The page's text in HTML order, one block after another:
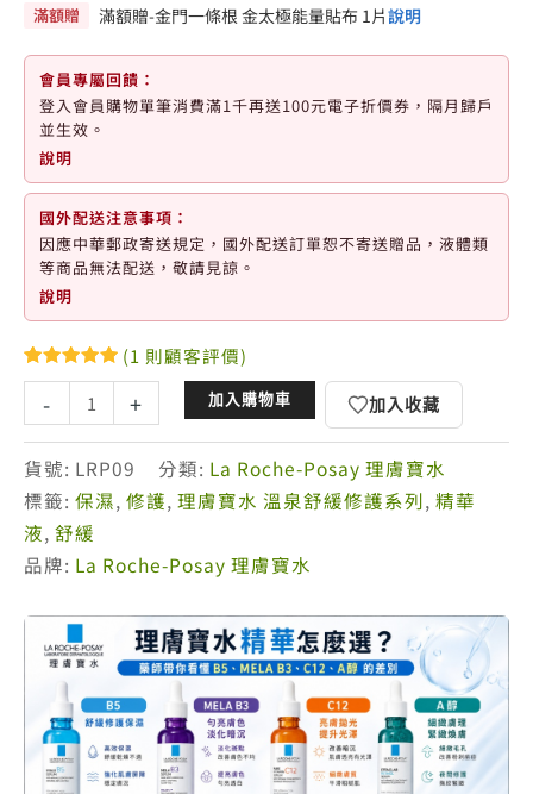
滿額贈 滿額贈-金門一條根 金太極能量貼布 1片說明
會員專屬回饋：
登入會員購物單筆消費滿1千再送100元電子折價券，隔月歸戶
並生效。
說明
國外配送注意事項：
因應中華郵政寄送規定，國外配送訂單恕不寄送贈品，液體類
等商品無法配送，敬請見諒。
說明
評分5.00
/ 5，已有
1
位顧客進
行評分
(1 則顧客評價)
-
膚
寶
水
多
容
安
舒
+ 加入購物車 加入收藏
貨號: LRP09 分類: La Roche-Posay 理膚寶水
標籤: 保濕, 修護, 理膚寶水 溫泉舒緩修護系列, 精華
液, 舒緩
品牌: La Roche-Posay 理膚寶水